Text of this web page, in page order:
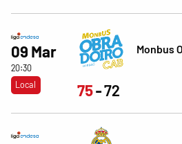
09 Mar
20:30
Local
Monbus
75 72